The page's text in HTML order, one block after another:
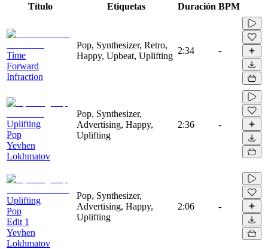
Título Etiquetas Duración BPM
Time
Forward
Infraction
Pop, Synthesizer, Retro,
Happy, Upbeat, Uplifting
2:34 -
Uplifting
Pop
Yevhen
Lokhmatov
Pop, Synthesizer,
Advertising, Happy,
Uplifting
2:36 -
Uplifting
Pop
Edit 1
Yevhen
Lokhmatov
Pop, Synthesizer,
Advertising, Happy,
Uplifting
2:06 -